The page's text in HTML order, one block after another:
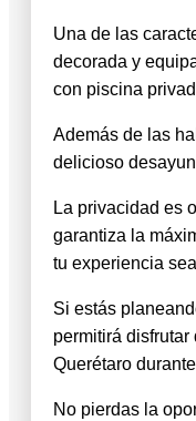
Una de las
decorada y
con piscina
Además de las
delicioso
La privacidad es
garantiza la
tu experiencia
Si estás
permitirá
Querétaro
No pierdas la